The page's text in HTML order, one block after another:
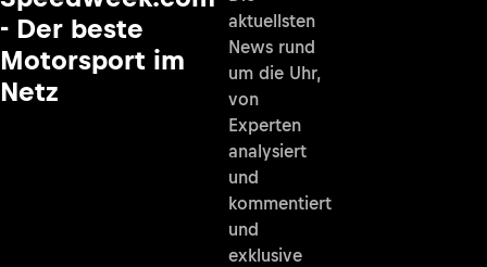
- Der beste
Motorsport im
Netz
aktuellsten
News rund
um die Uhr,
von
Experten
analysiert
und
kommentiert
und
exklusive